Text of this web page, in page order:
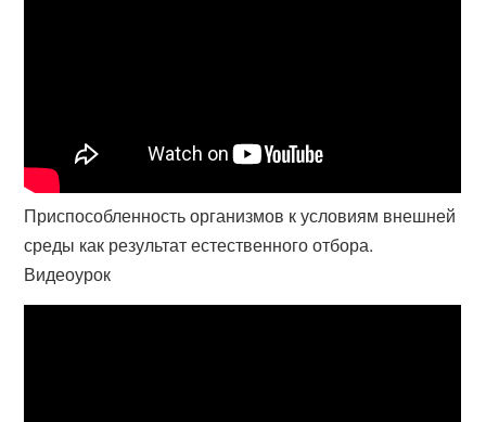
Приспособленность организмов к условиям внешней
среды как результат естественного отбора.
Видеоурок